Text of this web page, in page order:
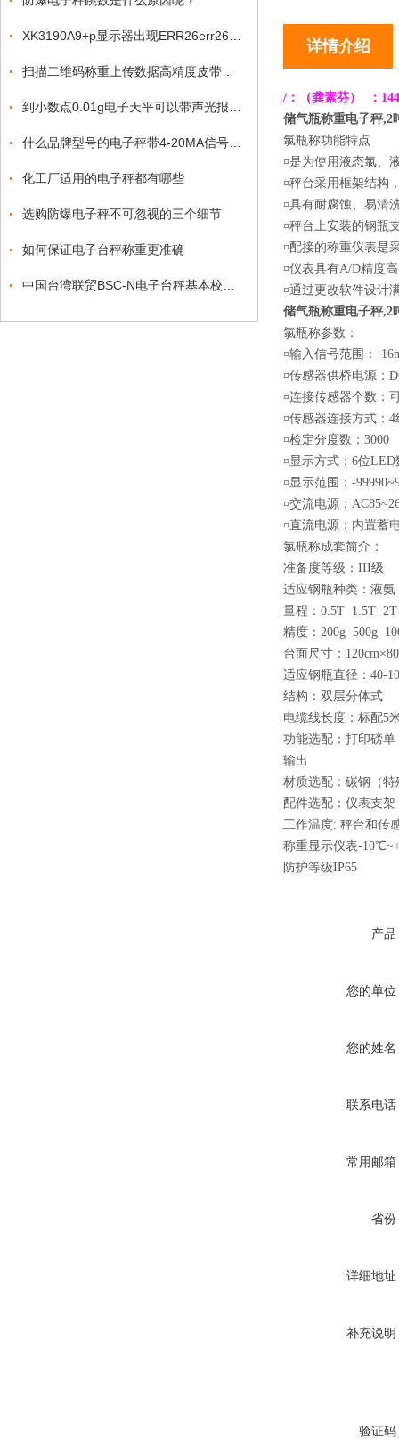
化工厂适用的电子秤都有哪些
选购防爆电子秤不可忽视的三个细节
如何保证电子台秤称重更准确
详情介绍
/ ： （龚素芬） ：1
储气瓶称重电子秤,2
氯瓶称功能特点
¤是为使用液态氯、
¤秤台采用框架结构
¤具有耐腐蚀、易清
¤秤台上安装的钢瓶
¤配接的称重仪表是
¤仪表具有A/D精度
¤通过更改软件设计
储气瓶称重电子秤,2
氯瓶称参数：
¤输入信号范围：-
¤传感器供桥电源：
¤连接传感器个数：
¤传感器连接方式：4
¤检定分度数：3000
¤显示方式：6位
¤显示范围：-
¤交流电源：
¤直流电源：内置蓄
氯瓶称成套简介：
准备度等级：III级
适应钢瓶种类：液
量程：0.5T 1.5T
精度：200g 500g
台面尺寸：
适应钢瓶直径：40-
结构：双层分体式
电缆线长度：标配5
功能选配：打印磅
输出
材质选配：碳钢（
配件选配：仪表支架
工作温度: 秤台和传
称重显示仪表-
防护等级IP65
产品
您的单位
您的姓名
联系电话
常用邮箱
省份
详细地址
补充说明
验证码